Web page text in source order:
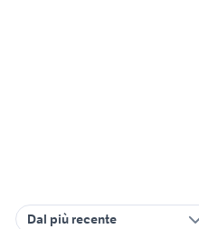
Dal più recente